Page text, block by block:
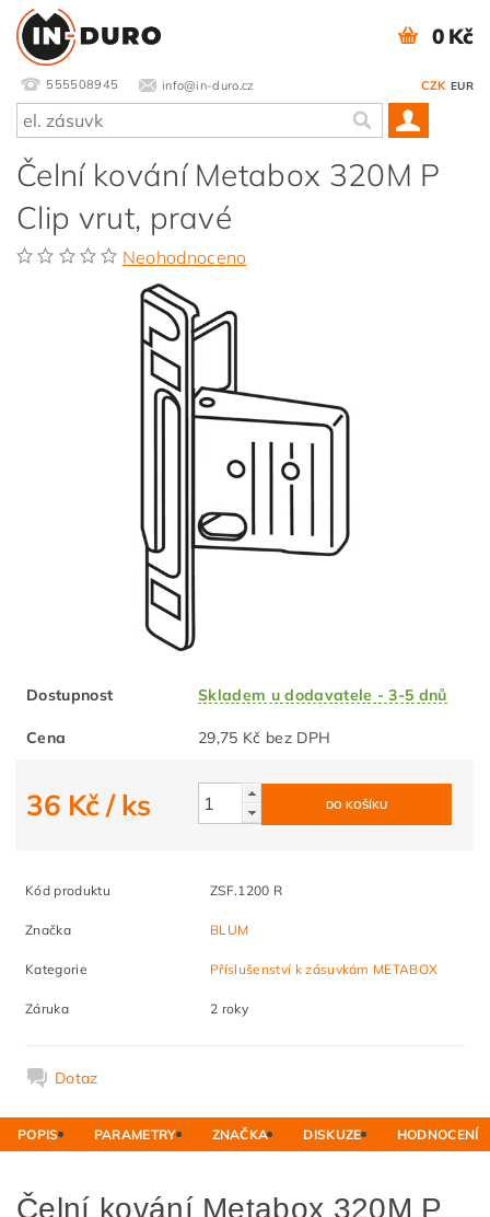
555508945 info@in-duro.cz CZK EUR
0 Kč
Čelní kování Metabox 320M P
Clip vrut, pravé
Neohodnoceno
Dostupnost Skladem u dodavatele - 3-5 dnů
Cena 29,75 Kč bez DPH
36 Kč/ ks
Kód produktu ZSF.1200 R
Značka BLUM
Kategorie Příslušenství k zásuvkám METABOX
Záruka 2 roky
Dotaz
POPIS PARAMETRY ZNAČKA DISKUZE HODNOCENÍ
Čelní kování Metabox 320M P